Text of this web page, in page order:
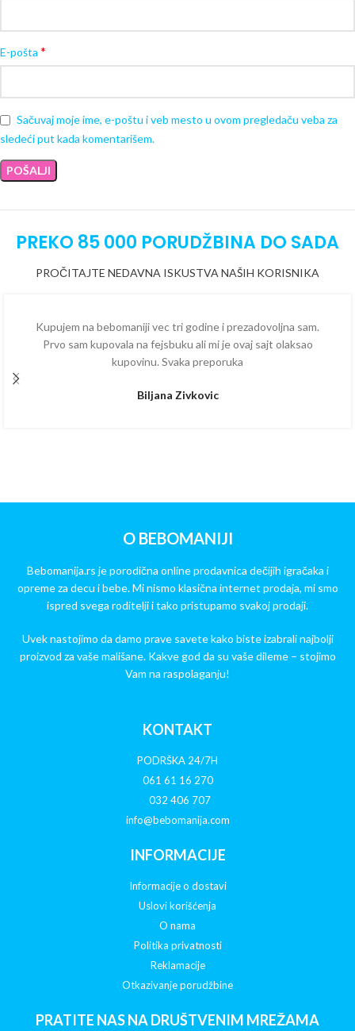
E-pošta *
Sačuvaj moje ime, e-poštu i veb mesto u ovom pregledaču veba za
sledeći put kada komentarišem.
PREKO 85 000 PORUDŽBINA DO SADA
PROČITAJTE NEDAVNA ISKUSTVA NAŠIH KORISNIKA
Kupujem na bebomaniji vec tri godine i prezadovoljna sam.
Prvo sam kupovala na fejsbuku ali mi je ovaj sajt olaksao
kupovinu. Svaka preporuka
Biljana Zivkovic
O BEBOMANIJI
Bebomanija.rs je porodična online prodavnica dečijih igračaka i
opreme za decu i bebe. Mi nismo klasična internet prodaja, mi smo
ispred svega roditelji i tako pristupamo svakoj prodaji.
Uvek nastojimo da damo prave savete kako biste izabrali najbolji
proizvod za vaše mališane. Kakve god da su vaše dileme – stojimo
Vam na raspolaganju!
KONTAKT
PODRŠKA 24/7H
061 61 16 270
032 406 707
info@bebomanija.com
INFORMACIJE
Informacije o dostavi
Uslovi korišćenja
O nama
Politika privatnosti
Reklamacije
Otkazivanje porudžbine
PRATITE NAS NA DRUŠTVENIM MREŽAMA